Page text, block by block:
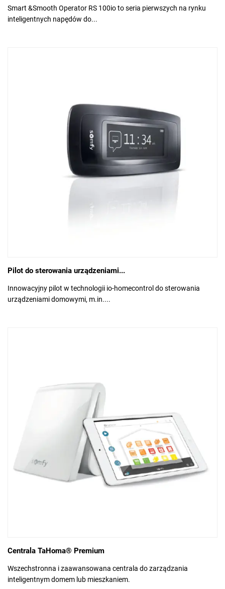
Smart &Smooth Operator RS 100io to seria pierwszych na rynku
inteligentnych napędów do...
Pilot do sterowania urządzeniami...
Innowacyjny pilot w technologii io-homecontrol do sterowania
urządzeniami domowymi, m.in....
Centrala TaHoma® Premium
Wszechstronna i zaawansowana centrala do zarządzania
inteligentnym domem lub mieszkaniem.